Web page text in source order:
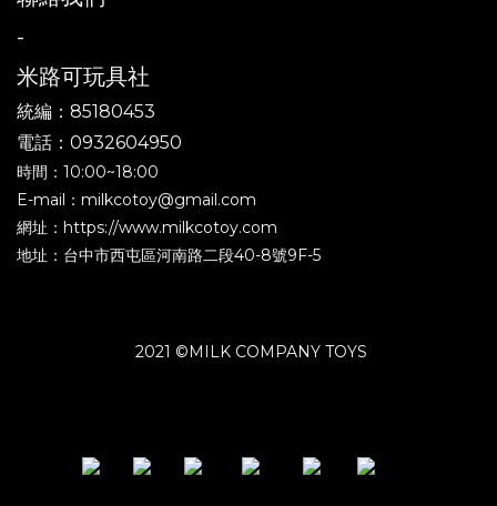
-
米路可玩具社
統編：85180453
電話：0932604950
時間：10:00~18:00
E-mail：milkcotoy@gmail.com
網址：https://www.milkcotoy.com
地址：台中市西屯區河南路二段40-8號9F-5
2021 ©MILK COMPANY TOYS